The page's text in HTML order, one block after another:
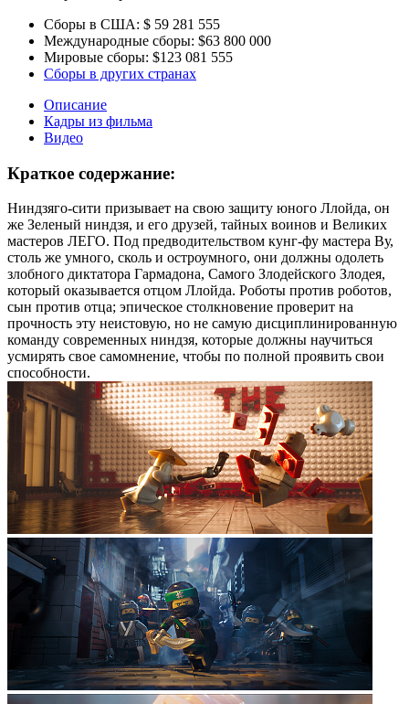
Сборы в США: $ 59 281 555
Международные сборы: $63 800 000
Мировые сборы: $123 081 555
Сборы в других странах
Описание
Кадры из фильма
Видео
Краткое содержание:
Ниндзяго-сити призывает на свою защиту юного Ллойда, он
же Зеленый ниндзя, и его друзей, тайных воинов и Великих
мастеров ЛЕГО. Под предводительством кунг-фу мастера Ву,
столь же умного, сколь и остроумного, они должны одолеть
злобного диктатора Гармадона, Самого Злодейского Злодея,
который оказывается отцом Ллойда. Роботы против роботов,
сын против отца; эпическое столкновение проверит на
прочность эту неистовую, но не самую дисциплинированную
команду современных ниндзя, которые должны научиться
усмирять свое самомнение, чтобы по полной проявить свои
способности.